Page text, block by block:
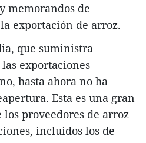
memorandos de
exportación de arroz.
que suministra
exportaciones
hasta ahora no ha
Esta es una gran
proveedores de arroz
incluidos los de